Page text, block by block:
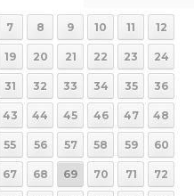
7 8 9 10 11 12
19 20 21 22 23 24
31 32 33 34 35 36
43 44 45 46 47 48
55 56 57 58 59 60
67 68 69 70 71 72